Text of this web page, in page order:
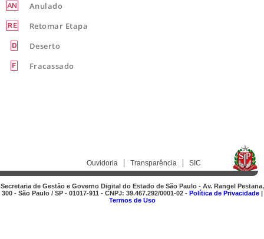
Anulado
Retomar Etapa
Deserto
Fracassado
Ouvidoria Transparência SIC
Secretaria de Gestão e Governo Digital do Estado de São Paulo - Av. Rangel Pestana,
300 - São Paulo / SP - 01017-911 - CNPJ: 39.467.292/0001-02 - Política de Privacidade|
Termos de Uso